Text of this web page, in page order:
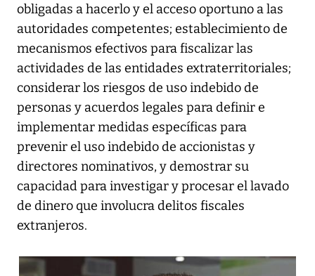
obligadas a hacerlo y el acceso oportuno a las
autoridades competentes; establecimiento de
mecanismos efectivos para fiscalizar las
actividades de las entidades extraterritoriales;
considerar los riesgos de uso indebido de
personas y acuerdos legales para definir e
implementar medidas específicas para
prevenir el uso indebido de accionistas y
directores nominativos, y demostrar su
capacidad para investigar y procesar el lavado
de dinero que involucra delitos fiscales
extranjeros.